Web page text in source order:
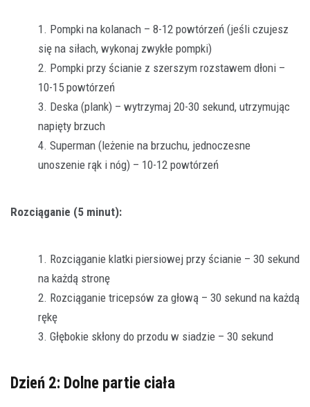
Pompki na kolanach – 8-12 powtórzeń (jeśli czujesz
się na siłach, wykonaj zwykłe pompki)
Pompki przy ścianie z szerszym rozstawem dłoni –
10-15 powtórzeń
Deska (plank) – wytrzymaj 20-30 sekund, utrzymując
napięty brzuch
Superman (leżenie na brzuchu, jednoczesne
unoszenie rąk i nóg) – 10-12 powtórzeń
Rozciąganie (5 minut):
Rozciąganie klatki piersiowej przy ścianie – 30 sekund
na każdą stronę
Rozciąganie tricepsów za głową – 30 sekund na każdą
rękę
Głębokie skłony do przodu w siadzie – 30 sekund
Dzień 2: Dolne partie ciała